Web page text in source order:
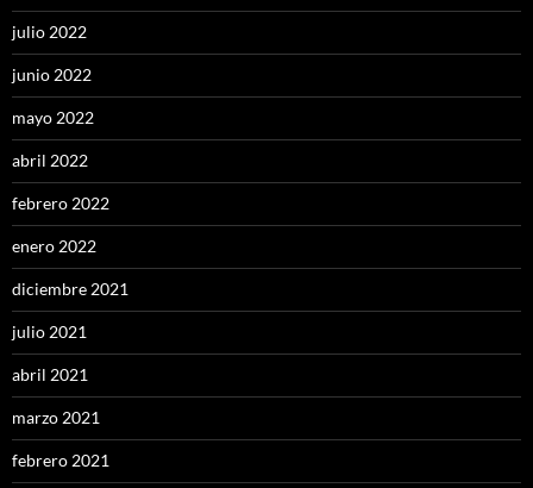
julio 2022
junio 2022
mayo 2022
abril 2022
febrero 2022
enero 2022
diciembre 2021
julio 2021
abril 2021
marzo 2021
febrero 2021